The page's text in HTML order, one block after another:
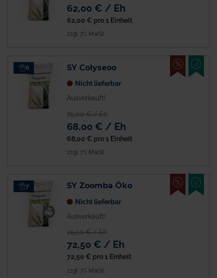
62,00 € / Eh
62,00 € pro 1 Einheit
zzgl. 7% MwSt.
6 SY Colyseoo
Nicht lieferbar
Ausverkauft!
75,00 € / Eh
68,00 € / Eh
68,00 € pro 1 Einheit
zzgl. 7% MwSt.
%
7 SY Zoomba Öko
Nicht lieferbar
Ausverkauft!
79,50 € / Eh
72,50 € / Eh
72,50 € pro 1 Einheit
zzgl. 7% MwSt.
%